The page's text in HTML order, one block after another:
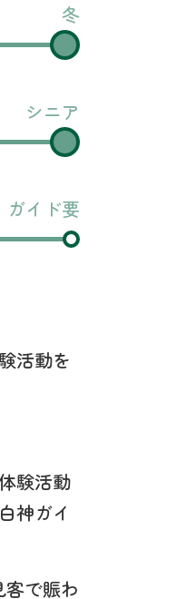
冬
シニア
ガイド要
活動を
験活動
神ガイ
で賑わ